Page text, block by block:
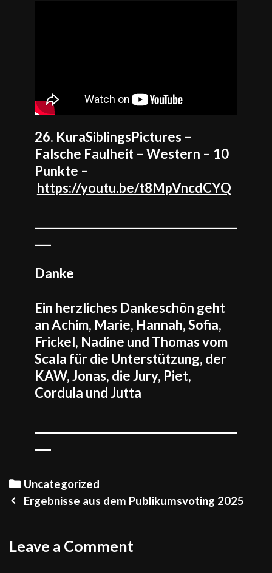
26. KuraSiblingsPictures –
Falsche Faulheit – Western – 10
Punkte –
https://youtu.be/t8MpVncdCYQ
Danke
Ein herzliches Dankeschön geht
an Achim, Marie, Hannah, Sofia,
Frickel, Nadine und Thomas vom
Scala für die Unterstützung, der
KAW, Jonas, die Jury, Piet,
Cordula und Jutta
Categories
Uncategorized
PostErgebnisse aus dem Publikumsvoting 2025
Leave a Comment